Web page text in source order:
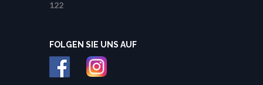
122
FOLGEN SIE UNS AUF